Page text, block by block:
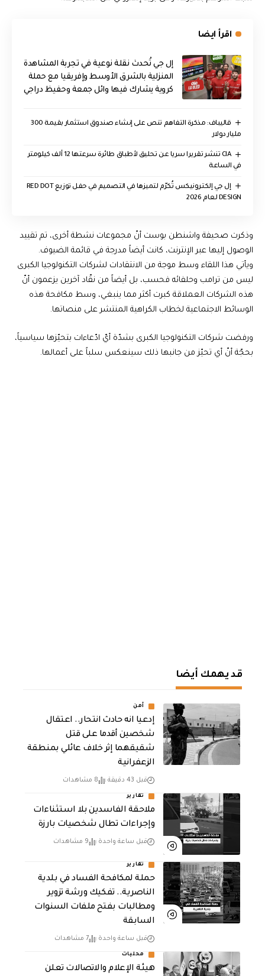
اقرأ ايضا
إل جي تُحدث نقلة نوعية في تجربة المشاهدة
المنزلية بالشرق الأوسط وإفريقيا مع حملة
كروية يشارك فيها وائل جمعة وحفيظ دراجي
قاليباف: مذكرة التفاهم تنص على إنشاء صندوق استثمار بقيمة 300
مليار دولار
CIA تنشر تقريرا سريا عن تحليق لأطباق طائرة سرعتها 12 ألف كيلومتر
في الساعة
إل جي إلكترونيكس تُكرّم لتميزها في التصميم في حفل توزيع RED DOT
DESIGN لعام 2026
وذكرت صحيفة واشنطن بوست أنّ مجموعات نشطة أخرى، تم تقييد
الوصول إليها عبر الإنترنت، كانت أيضاً مدرجة في قائمة الضيوف.
ويأتي هذا اللقاء وسط موجة من الانتقادات لشركات التكنولوجيا الكبرى
ليس من ترامب وحلفائه فحسب، بل أيضاً من نقّاد آخرين يزعمون أنّ
هذه الشركات العملاقة كبرت أكثر مما ينبغي، وسط مكافحة هذه
الوسائط الاجتماعية لخطاب الكراهية المنتشر على منصاتها.
ورفضت شركات التكنولوجيا الكبرى بشدّة أيّ ادّعاءات بتحيّزها سياسياً،
بحجّة أنّ أي تحيّز من جانبها ذلك سينعكس سلباً على أعمالها.
قد يهمك أيضا
أمن
إدعيا انه حادث انتحار.. اعتقال
شخصين أقدما على قتل
شقيقهما إثر خلاف عائلي بمنطقة
الزعفرانية
قبل 43 دقيقة 8 مشاهدات
تقارير
ملاحقة الفاسدين بلا استثناءات
وإجراءات تطال شخصيات بارزة
قبل ساعة واحدة 9 مشاهدات
تقارير
حملة لمكافحة الفساد في بلدية
الناصرية.. تفكيك ورشة تزوير
ومطالبات بفتح ملفات السنوات
السابقة
قبل ساعة واحدة 7 مشاهدات
محليات
هيئة الإعلام والاتصالات تعلن